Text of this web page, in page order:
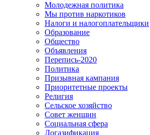
Молодежная политика
Мы против наркотиков
Налоги и налогоплательщики
Образование
Общество
Объявления
Перепись-2020
Политика
Призывная кампания
Приоритетные проекты
Религия
Сельское хозяйство
Совет женщин
Социальная сфера
Догазификация